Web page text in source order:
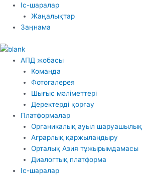
Іс-шаралар
Жаңалықтар
Заңнама
АПД жобасы
Команда
Фотогалерея
Шығыс мәліметтері
Деректерді қорғау
Платформалар
Органикалық ауыл шаруашылық
Аграрлық қаржыландыру
Орталық Азия тұжырымдамасы
Диалогтық платформа
Іс-шаралар